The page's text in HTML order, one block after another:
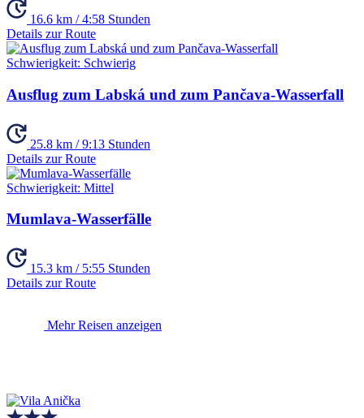
16.6 km / 4:58 Stunden
Details zur Route
Schwierigkeit: Schwierig
Ausflug zum Labská und zum Pančava-Wasserfall
25.8 km / 9:13 Stunden
Details zur Route
Schwierigkeit: Mittel
Mumlava-Wasserfälle
15.3 km / 5:55 Stunden
Details zur Route
Mehr Reisen anzeigen